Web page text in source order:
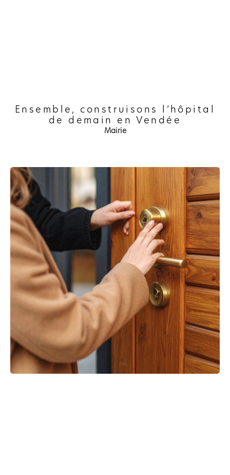
Ensemble, construisons l’hôpital
de demain en Vendée
Mairie